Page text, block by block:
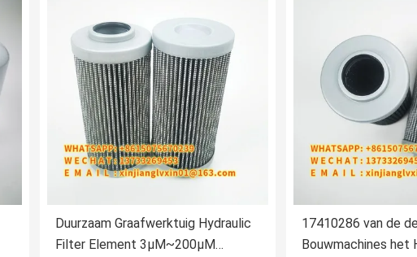
Duurzaam Graafwerktuig Hydraulic
Filter Element 3μM~200μM
17410286 van de de Oliefilter van
Bouwmachines het